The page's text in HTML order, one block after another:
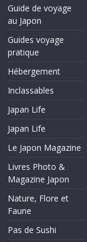
Guide de voyage
au Japon
Guides voyage
pratique
Hébergement
Inclassables
Japan Life
Japan Life
Le Japon Magazine
Livres Photo &
Magazine Japon
Nature, Flore et
Faune
Pas de Sushi